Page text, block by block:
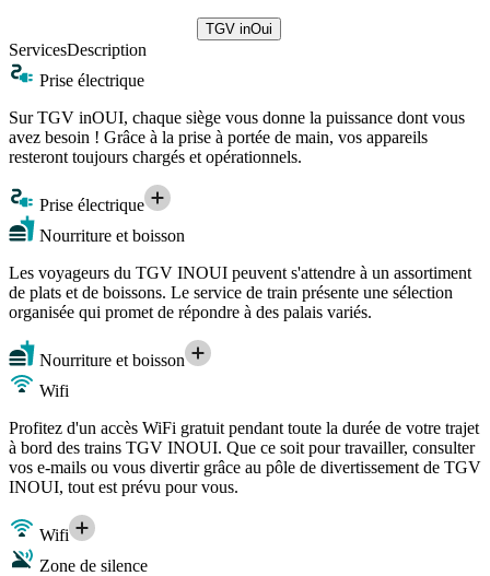
TGV inOui
ServicesDescription
Prise électrique
Sur TGV inOUI, chaque siège vous donne la puissance dont vous
avez besoin ! Grâce à la prise à portée de main, vos appareils
resteront toujours chargés et opérationnels.
Prise électrique
Nourriture et boisson
Les voyageurs du TGV INOUI peuvent s'attendre à un assortiment
de plats et de boissons. Le service de train présente une sélection
organisée qui promet de répondre à des palais variés.
Nourriture et boisson
Wifi
Profitez d'un accès WiFi gratuit pendant toute la durée de votre trajet
à bord des trains TGV INOUI. Que ce soit pour travailler, consulter
vos e-mails ou vous divertir grâce au pôle de divertissement de TGV
INOUI, tout est prévu pour vous.
Wifi
Zone de silence